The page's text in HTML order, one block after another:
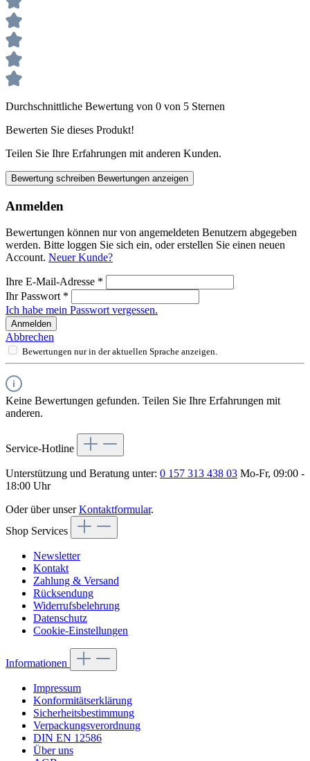
Durchschnittliche Bewertung von 0 von 5 Sternen
Bewerten Sie dieses Produkt!
Teilen Sie Ihre Erfahrungen mit anderen Kunden.
Bewertung schreiben Bewertungen anzeigen
Anmelden
Bewertungen können nur von angemeldeten Benutzern abgegeben
werden. Bitte loggen Sie sich ein, oder erstellen Sie einen neuen
Account. Neuer Kunde?
Ihre E-Mail-Adresse *
Ihr Passwort *
Ich habe mein Passwort vergessen.
Anmelden
Abbrechen
Bewertungen nur in der aktuellen Sprache anzeigen.
Keine Bewertungen gefunden. Teilen Sie Ihre Erfahrungen mit
anderen.
Service-Hotline
Unterstützung und Beratung unter: 0 157 313 438 03 Mo-Fr, 09:00 -
18:00 Uhr
Oder über unserKontaktformular.
Shop Services
Newsletter
Kontakt
Zahlung & Versand
Rücksendung
Widerrufsbelehrung
Datenschutz
Cookie-Einstellungen
Informationen
Impressum
Konformitätserklärung
Sicherheitsbestimmung
Verpackungsverordnung
DIN EN 12586
Über uns